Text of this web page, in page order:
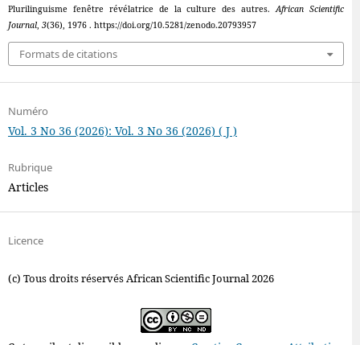
Plurilinguisme fenêtre révélatrice de la culture des autres.African Scientific
Journal, 3(36), 1976 . https://doi.org/10.5281/zenodo.20793957
Formats de citations
Numéro
Vol. 3 No 36 (2026): Vol. 3 No 36 (2026) ( J )
Rubrique
Articles
Licence
(c) Tous droits réservés African Scientific Journal 2026